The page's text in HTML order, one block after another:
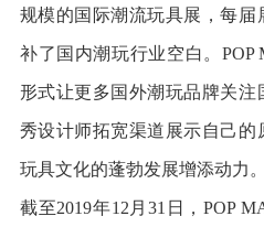
规模的国际潮流玩具展，每届
补了国内潮玩行业空白。POP
形式让更多国外潮玩品牌关
秀设计师拓宽渠道展示自己
玩具文化的蓬勃发展增添动力。
截至2019年12月31日，POP